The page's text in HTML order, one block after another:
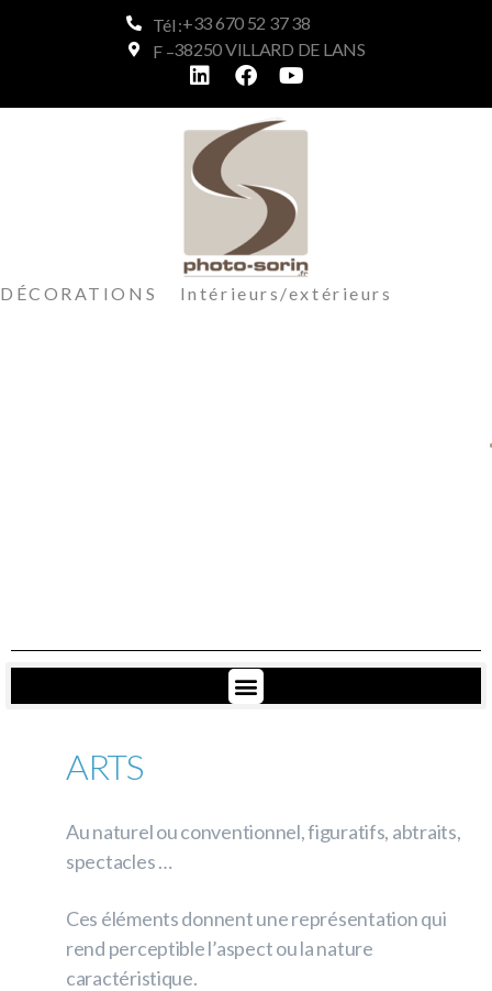
Tél :+33 670 52 37 38
F –38250 VILLARD DE LANS
DÉCORATIONS Intérieurs/extérieurs
ARTS
Au naturel ou conventionnel, figuratifs, abtraits,
spectacles​ …
Ces éléments donnent une représentation qui
rend perceptible l’aspect ou la nature
caractéristique.